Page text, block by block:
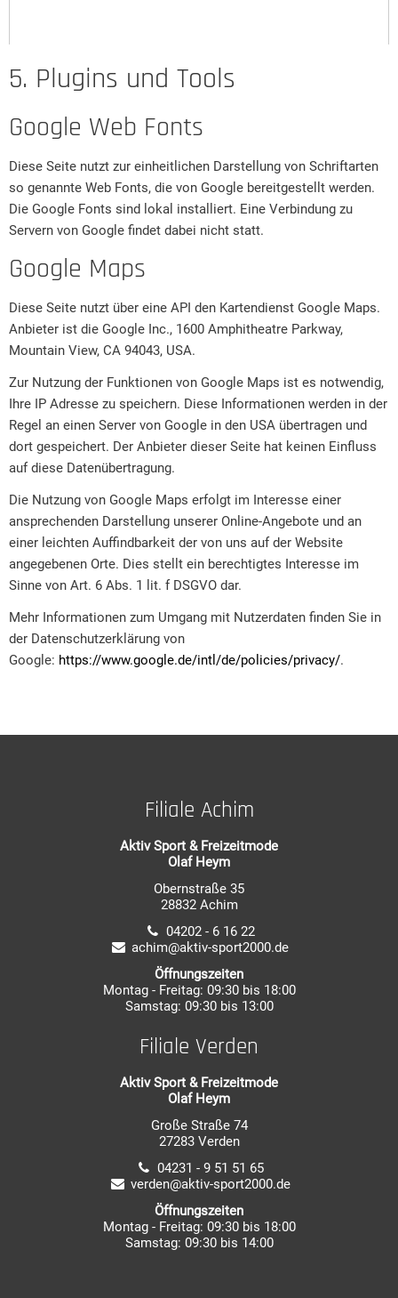
5. Plugins und Tools
Google Web Fonts
Diese Seite nutzt zur einheitlichen Darstellung von Schriftarten
so genannte Web Fonts, die von Google bereitgestellt werden.
Die Google Fonts sind lokal installiert. Eine Verbindung zu
Servern von Google findet dabei nicht statt.
Google Maps
Diese Seite nutzt über eine API den Kartendienst Google Maps.
Anbieter ist die Google Inc., 1600 Amphitheatre Parkway,
Mountain View, CA 94043, USA.
Zur Nutzung der Funktionen von Google Maps ist es notwendig,
Ihre IP Adresse zu speichern. Diese Informationen werden in der
Regel an einen Server von Google in den USA übertragen und
dort gespeichert. Der Anbieter dieser Seite hat keinen Einfluss
auf diese Datenübertragung.
Die Nutzung von Google Maps erfolgt im Interesse einer
ansprechenden Darstellung unserer Online-Angebote und an
einer leichten Auffindbarkeit der von uns auf der Website
angegebenen Orte. Dies stellt ein berechtigtes Interesse im
Sinne von Art. 6 Abs. 1 lit. f DSGVO dar.
Mehr Informationen zum Umgang mit Nutzerdaten finden Sie in
der Datenschutzerklärung von
Google: https://www.google.de/intl/de/policies/privacy/.
Filiale Achim
Aktiv Sport & Freizeitmode
Olaf Heym
Obernstraße 35
28832 Achim
04202 - 6 16 22
achim@aktiv-sport2000.de
Öffnungszeiten
Montag - Freitag: 09:30 bis 18:00
Samstag: 09:30 bis 13:00
Filiale Verden
Aktiv Sport & Freizeitmode
Olaf Heym
Große Straße 74
27283 Verden
04231 - 9 51 51 65
verden@aktiv-sport2000.de
Öffnungszeiten
Montag - Freitag: 09:30 bis 18:00
Samstag: 09:30 bis 14:00